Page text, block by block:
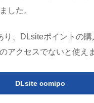
した。
り、DLsiteポイントの
アクセスでないと使え
DLsite comipo